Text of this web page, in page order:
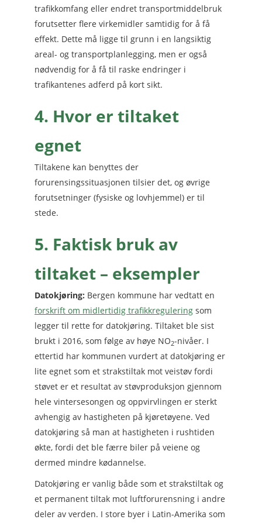
trafikkomfang eller endret transportmiddelbruk
forutsetter flere virkemidler samtidig for å få
effekt. Dette må ligge til grunn i en langsiktig
areal- og transportplanlegging, men er også
nødvendig for å få til raske endringer i
trafikantenes adferd på kort sikt.
4. Hvor er tiltaket
egnet
Tiltakene kan benyttes der
forurensingssituasjonen tilsier det, og øvrige
forutsetninger (fysiske og lovhjemmel) er til
stede.
5. Faktisk bruk av
tiltaket – eksempler
Datokjøring: Bergen kommune har vedtatt en
forskrift om midlertidig trafikkregulering som
legger til rette for datokjøring. Tiltaket ble sist
brukt i 2016, som følge av høye NO2-nivåer. I
ettertid har kommunen vurdert at datokjøring er
lite egnet som et strakstiltak mot veistøv fordi
støvet er et resultat av støvproduksjon gjennom
hele vintersesongen og oppvirvlingen er sterkt
avhengig av hastigheten på kjøretøyene. Ved
datokjøring så man at hastigheten i rushtiden
økte, fordi det ble færre biler på veiene og
dermed mindre kødannelse.
Datokjøring er vanlig både som et strakstiltak og
et permanent tiltak mot luftforurensning i andre
deler av verden. I store byer i Latin-Amerika som